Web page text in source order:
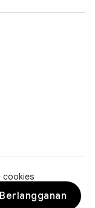
cookies
Berlangganan